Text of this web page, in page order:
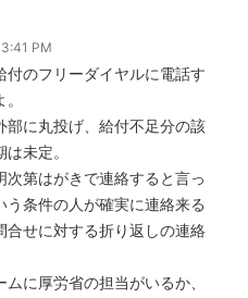
PM
付のフリーダイヤルに電話す
部に丸投げ、給付不足分の該
未定。
次第はがきで連絡すると言っ
う条件の人が確実に連絡来る
せに対する折り返しの連絡
に厚労省の担当がいるか、